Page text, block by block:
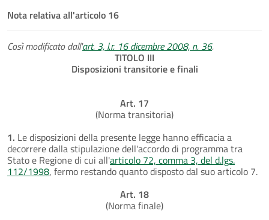
Nota relativa all'articolo 16
Così modificato dall'art. 3, l.r. 16 dicembre 2008, n. 36.
TITOLO III
Disposizioni transitorie e finali
Art. 17
(Norma transitoria)
1. Le disposizioni della presente legge hanno efficacia a
decorrere dalla stipulazione dell'accordo di programma tra
Stato e Regione di cui all'articolo 72, comma 3, del d.lgs.
112/1998, fermo restando quanto disposto dal suo articolo 7.
Art. 18
(Norma finale)